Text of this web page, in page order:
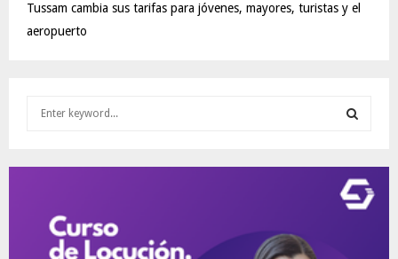
Tussam cambia sus tarifas para jóvenes, mayores, turistas y el
aeropuerto
E